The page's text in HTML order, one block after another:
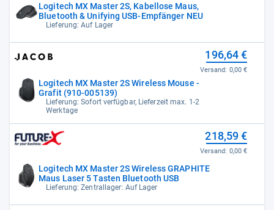
Logitech MX Master 2S, Kabellose Maus,
Bluetooth & Unifying USB-Empfänger NEU
Lieferung: Auf Lager
Logitech MX Master 2S Wireless Mouse -
Grafit (910-005139)
Lieferung: Sofort verfügbar, Lieferzeit max. 1-2
Werktage
196,64 €
Versand: 0,00 €
Logitech MX Master 2S Wireless GRAPHITE
Maus Laser 5 Tasten Bluetooth USB
Lieferung: Zentrallager: Auf Lager
218,59 €
Versand: 0,00 €